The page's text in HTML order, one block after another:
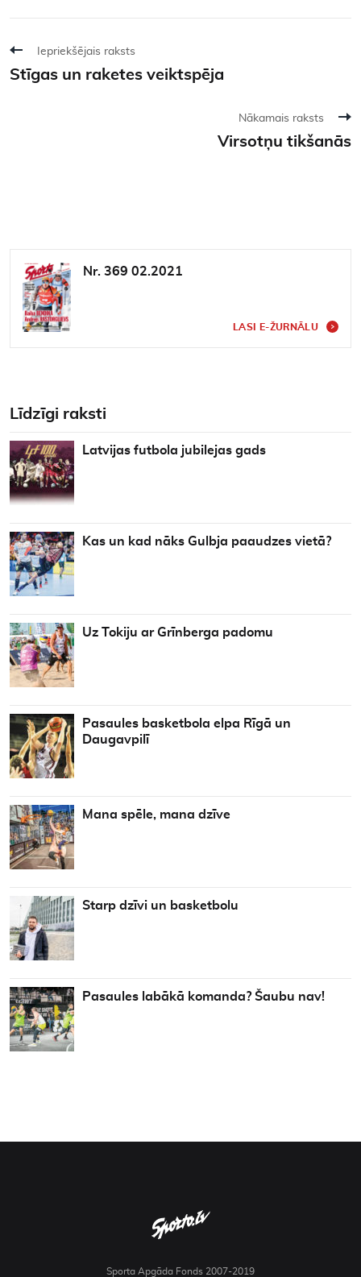
Iepriekšējais raksts
Stīgas un raketes veiktspēja
Nākamais raksts
Virsotņu tikšanās
Nr. 369 02.2021
LASI E-ŽURNĀLU
Līdzīgi raksti
Latvijas futbola jubilejas gads
Kas un kad nāks Gulbja paaudzes vietā?
Uz Tokiju ar Grīnberga padomu
Pasaules basketbola elpa Rīgā un
Daugavpilī
Mana spēle, mana dzīve
Starp dzīvi un basketbolu
Pasaules labākā komanda? Šaubu nav!
Sporta Apgāda Fonds 2007-2019